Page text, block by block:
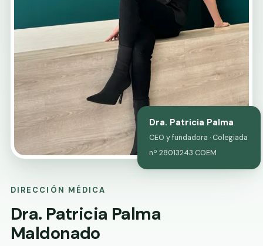
Dra. Patricia Palma
CEO y fundadora · Colegiada
nº 28013243 COEM
DIRECCIÓN MÉDICA
Dra. Patricia Palma
Maldonado